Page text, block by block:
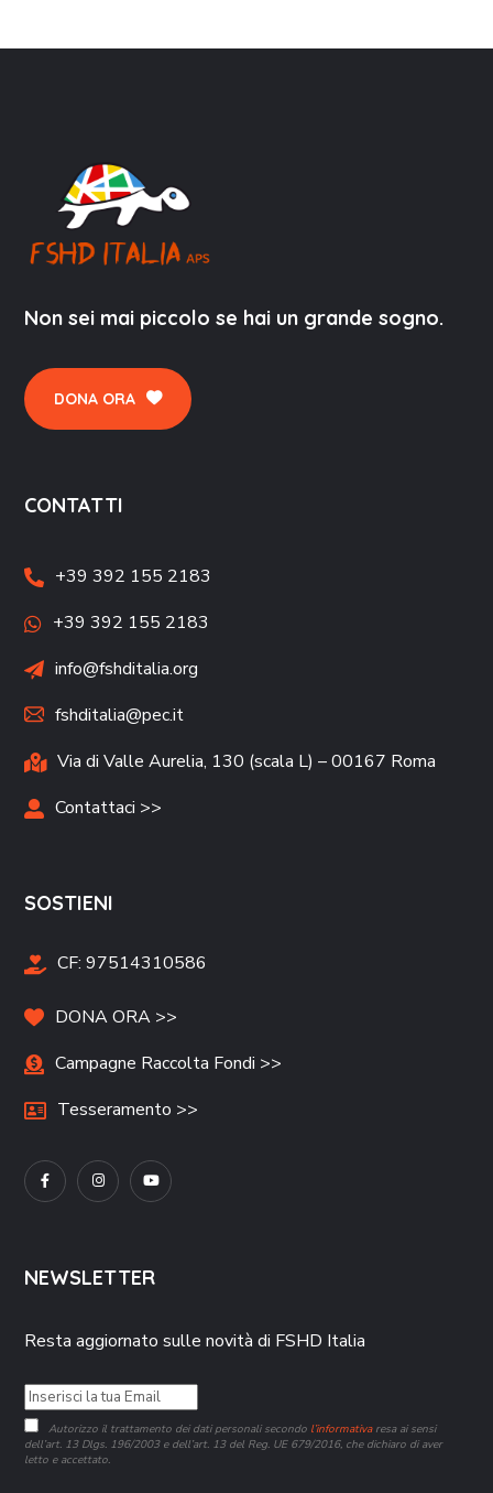
Non sei mai piccolo se hai un grande sogno.
DONA ORA
CONTATTI
+39 392 155 2183
+39 392 155 2183
info@fshditalia.org
fshditalia@pec.it
Via di Valle Aurelia, 130 (scala L) – 00167 Roma
Contattaci >>
SOSTIENI
CF:97514310586
DONA ORA >>
Campagne Raccolta Fondi >>
Tesseramento >>
NEWSLETTER
Resta aggiornato sulle novità di FSHD Italia
Autorizzo il trattamento dei dati personali secondo l’informativaresa ai sensi
dell’art. 13 Dlgs. 196/2003 e dell’art. 13 del Reg. UE 679/2016, che dichiaro di aver
letto e accettato.